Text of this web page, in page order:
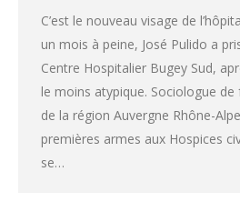
C’est le nouveau visage de
un mois à peine, José Pulido a
Centre Hospitalier Bugey Sud,
le moins atypique. Sociologue
de la région Auvergne Rhône-
premières armes aux Hospices
se…